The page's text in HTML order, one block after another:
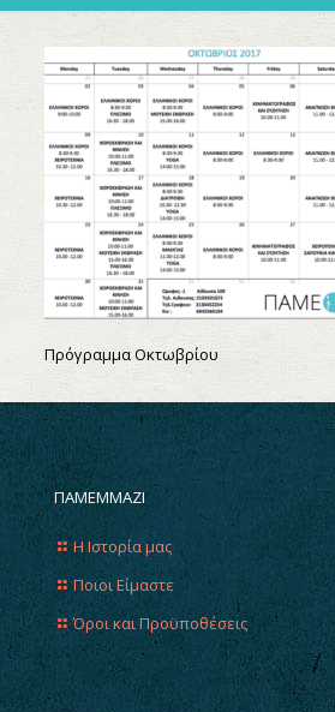
Πρόγραμμα Οκτωβρίου
ΠΑΜΕΜΜΑΖΙ
Η Ιστορία μας
Ποιοι Είμαστε
Όροι και Προϋποθέσεις